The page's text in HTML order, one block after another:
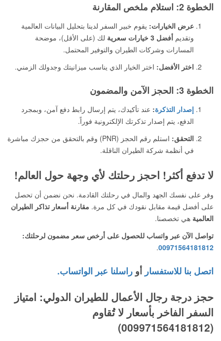
الخطوة 2: استلام ملخص المقارنة
عرض الخيارات: يقوم خبير السفر لدينا بتحليل البيانات العالمية
وتقديم أفضل 3 خيارات سعرية
لك (على الأقل)، موضحة
المسارات وشركات الطيران والتوفير المحتمل.
اختر الأفضل: اختر الخيار الذي يناسب ميزانيتك وجدولك الزمني.
الخطوة 3: الحجز الآمن والمضمون
إصدار التذكرة: عند تأكيدك، يتم إرسال رابط دفع آمن، وبمجرد
الدفع، يتم إصدار تذكرتك الإلكترونية فوراً.
التحقق:
استلم رقم الحجز (PNR) وقم بالتحقق من حجزك مباشرة
في أنظمة شركة الطيران الناقلة.
لا تدفع أكثر! احجز رحلتك لأي وجهة حول العالم!
وفر على نفسك الجهد والمال في رحلتك القادمة. نحن نضمن أن تحصل
على أفضل قيمة مقابل نقودك في كل مرة. مقارنة أسعار تذاكر الطيران
العالمية هي تخصصنا.
تواصل الآن عبر واتساب للحصول على أرخص سعر مضمون لرحلتك:
00971564181812
.
اتصل بنا للاستفسار أو راسلنا عبر الواتساب.
حجز درجة رجال الأعمال للطيران الدولي: امتياز
السفر الفاخر بأسعار لا تُقاوم
(009971564181812)